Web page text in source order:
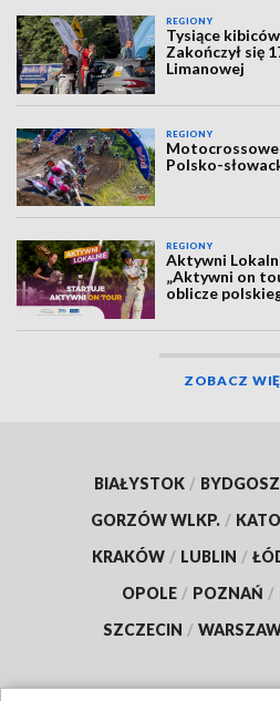
REGIONY
Tysiące
Zakończył się
Limanowej
REGIONY
Motocrossowe
Polsko-
REGIONY
Aktywni
„Aktywni on
oblicze
ZOBACZ
BIAŁYSTOK /
GORZÓW WLKP. /
KRAKÓW / LUBLIN /
OPOLE / POZNAŃ /
SZCZECIN /